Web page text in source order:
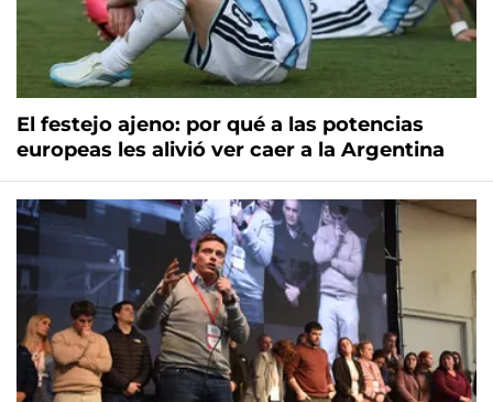
El festejo ajeno: por qué a las potencias
europeas les alivió ver caer a la Argentina